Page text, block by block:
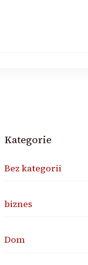
Kategorie
Bez kategorii
biznes
Dom